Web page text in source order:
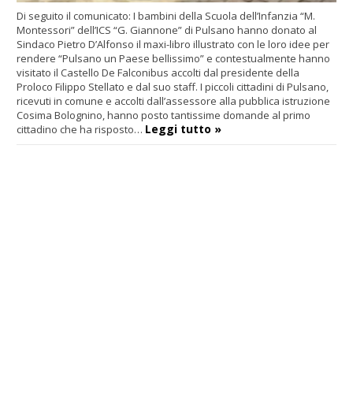
Di seguito il comunicato: I bambini della Scuola dell’Infanzia “M.
Montessori” dell’ICS “G. Giannone” di Pulsano hanno donato al
Sindaco Pietro D’Alfonso il maxi-libro illustrato con le loro idee per
rendere “Pulsano un Paese bellissimo” e contestualmente hanno
visitato il Castello De Falconibus accolti dal presidente della
Proloco Filippo Stellato e dal suo staff. I piccoli cittadini di Pulsano,
ricevuti in comune e accolti dall’assessore alla pubblica istruzione
Cosima Bolognino, hanno posto tantissime domande al primo
cittadino che ha risposto… Leggi tutto »